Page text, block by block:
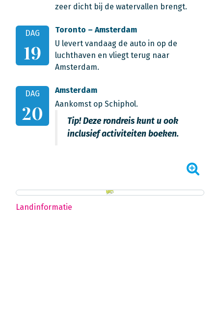
zeer dicht bij de watervallen brengt.
DAG
19
Toronto – Amsterdam
U levert vandaag de auto in op de
luchthaven en vliegt terug naar
Amsterdam.
DAG
20
Amsterdam
Aankomst op Schiphol.
Tip! Deze rondreis kunt u ook
inclusief activiteiten boeken.
Landinformatie